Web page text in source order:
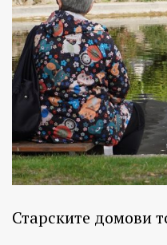
Старските домови